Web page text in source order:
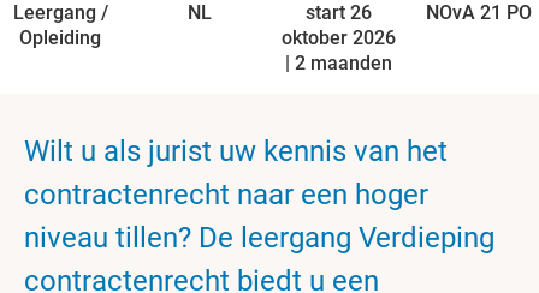
Leergang /
Opleiding
NL
start 26
oktober 2026
| 2 maanden
NOvA 21 PO
Wilt u als jurist uw kennis van het
contractenrecht naar een hoger
niveau tillen? De leergang Verdieping
contractenrecht biedt u een